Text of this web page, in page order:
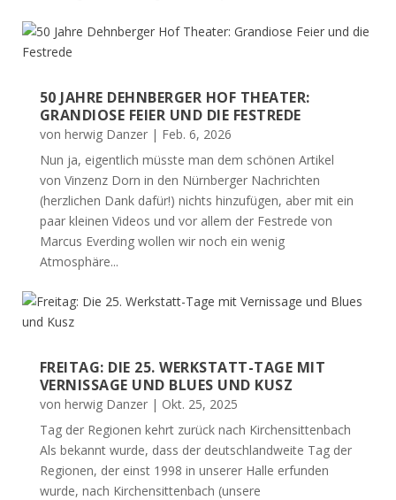
50 JAHRE DEHNBERGER HOF THEATER:
GRANDIOSE FEIER UND DIE FESTREDE
von herwig Danzer| Feb. 6, 2026
Nun ja, eigentlich müsste man dem schönen Artikel
von Vinzenz Dorn in den Nürnberger Nachrichten
(herzlichen Dank dafür!) nichts hinzufügen, aber mit ein
paar kleinen Videos und vor allem der Festrede von
Marcus Everding wollen wir noch ein wenig
Atmosphäre...
FREITAG: DIE 25. WERKSTATT-TAGE MIT
VERNISSAGE UND BLUES UND KUSZ
von herwig Danzer| Okt. 25, 2025
Tag der Regionen kehrt zurück nach Kirchensittenbach
Als bekannt wurde, dass der deutschlandweite Tag der
Regionen, der einst 1998 in unserer Halle erfunden
wurde, nach Kirchensittenbach (unsere